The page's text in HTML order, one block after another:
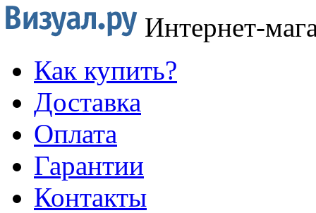
Интернет-
Как купить?
Доставка
Оплата
Гарантии
Контакты